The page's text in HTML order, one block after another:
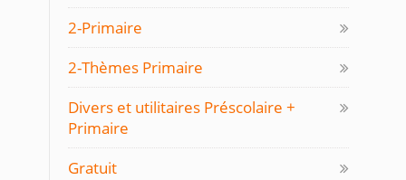
2-Primaire
2-Thèmes Primaire
Divers et utilitaires Préscolaire +
Primaire
Gratuit